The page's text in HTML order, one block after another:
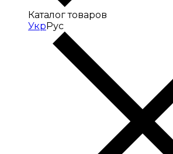
Каталог товаров
УкрРус